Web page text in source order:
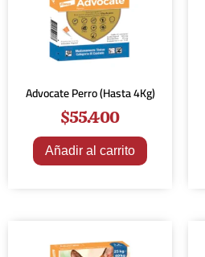
Advocate Perro (Hasta 4Kg)
$55.400
Añadir al carrito